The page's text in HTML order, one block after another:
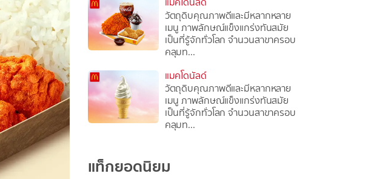
วัตถุดิบคุณภาพดีและมีหลากหลาย
เมนู ภาพลักษณ์แข็งแกร่งทันสมัย
เป็นที่รู้จักทั่วโลก จำนวนสาขาครอบ
คลุมท...
แมคโดนัลด์
วัตถุดิบคุณภาพดีและมีหลากหลาย
เมนู ภาพลักษณ์แข็งแกร่งทันสมัย
เป็นที่รู้จักทั่วโลก จำนวนสาขาครอบ
คลุมท...
แท็กยอดนิยม